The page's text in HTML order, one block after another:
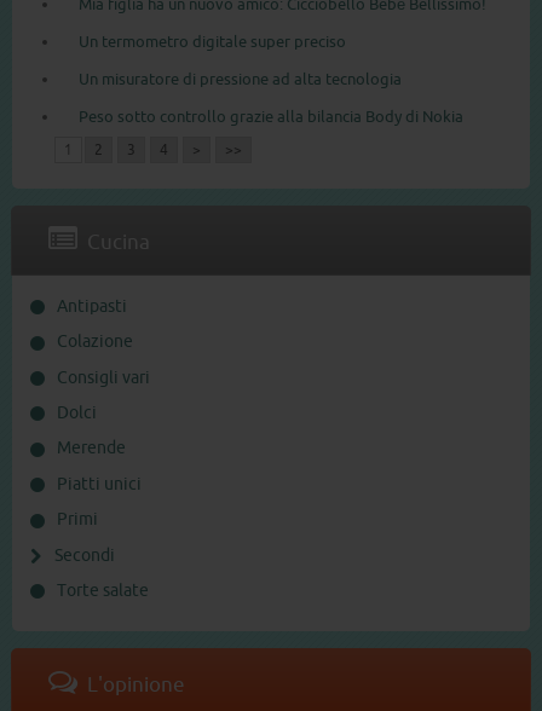
Mia figlia ha un nuovo amico: Cicciobello Bebè Bellissimo!
Un termometro digitale super preciso
Un misuratore di pressione ad alta tecnologia
Peso sotto controllo grazie alla bilancia Body di Nokia
1 2 3 4 > >>
Cucina
Antipasti
Colazione
Consigli vari
Dolci
Merende
Piatti unici
Primi
Secondi
Torte salate
L'opinione